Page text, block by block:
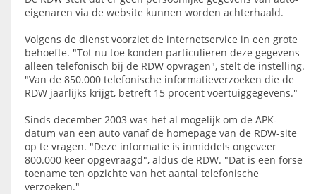
eigenaren via de website kunnen worden achterhaald.
Volgens de dienst voorziet de internetservice in een grote
behoefte. "Tot nu toe konden particulieren deze gegevens
alleen telefonisch bij de RDW opvragen", stelt de instelling.
"Van de 850.000 telefonische informatieverzoeken die de
RDW jaarlijks krijgt, betreft 15 procent voertuiggegevens."
Sinds december 2003 was het al mogelijk om de APK-
datum van een auto vanaf de homepage van de RDW-site
op te vragen. "Deze informatie is inmiddels ongeveer
800.000 keer opgevraagd", aldus de RDW. "Dat is een forse
toename ten opzichte van het aantal telefonische
verzoeken."